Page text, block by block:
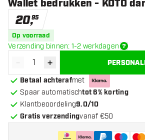
Wallet bedrukken - KOTO
20,95
Op voorraad
Verzending binnen: 1-2 werkdagen
Verminder hoeveelheid
- Verhoog hoeveelheid
+
Betaal achterafmet
Spaar automatischtot 6% korting
Klantbeoordeling9.0/10
Gratis verzendingvanaf €50